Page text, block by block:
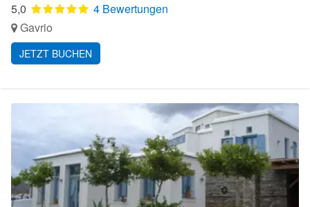
5,0
4 Bewertungen
Gavrio
JETZT BUCHEN